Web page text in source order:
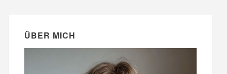
ÜBER MICH